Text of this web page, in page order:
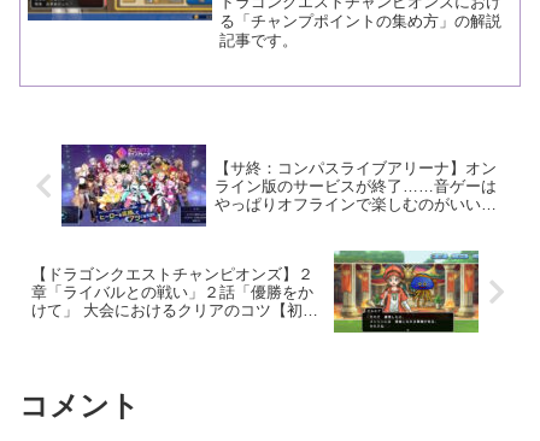
る「チャンプポイントの集め方」の解説
記事です。
【サ終：コンパスライブアリーナ】オン
ライン版のサービスが終了……音ゲーは
やっぱりオフラインで楽しむのがいいよ
【ドラゴンクエストチャンピオンズ】２
章「ライバルとの戦い」２話「優勝をか
けて」 大会におけるクリアのコツ【初心
コメント